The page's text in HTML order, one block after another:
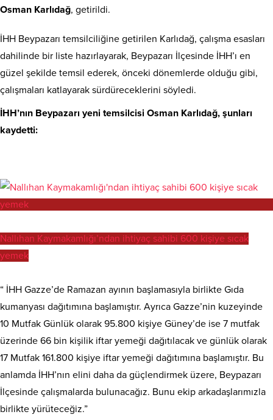
Osman Karlıdağ, getirildi.
İHH Beypazarı temsilciliğine getirilen Karlıdağ, çalışma esasları
dahilinde bir liste hazırlayarak, Beypazarı İlçesinde İHH’ı en
güzel şekilde temsil ederek, önceki dönemlerde olduğu gibi,
çalışmaları katlayarak sürdüreceklerini söyledi.
İHH’nın Beypazarı yeni temsilcisi Osman Karlıdağ, şunları
kaydetti:
Nallıhan Kaymakamlığı’ndan ihtiyaç sahibi 600 kişiye sıcak
yemek
“ İHH Gazze’de Ramazan ayının başlamasıyla birlikte Gıda
kumanyası dağıtımına başlamıştır. Ayrıca Gazze’nin kuzeyinde
10 Mutfak Günlük olarak 95.800 kişiye Güney’de ise 7 mutfak
üzerinde 66 bin kişilik iftar yemeği dağıtılacak ve günlük olarak
17 Mutfak 161.800 kişiye iftar yemeği dağıtımına başlamıştır. Bu
anlamda İHH’nın elini daha da güçlendirmek üzere, Beypazarı
İlçesinde çalışmalarda bulunacağız. Bunu ekip arkadaşlarımızla
birlikte yürüteceğiz.”